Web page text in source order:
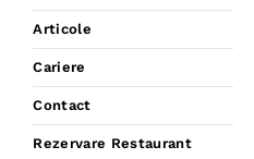
Articole
Cariere
Contact
Rezervare Restaurant